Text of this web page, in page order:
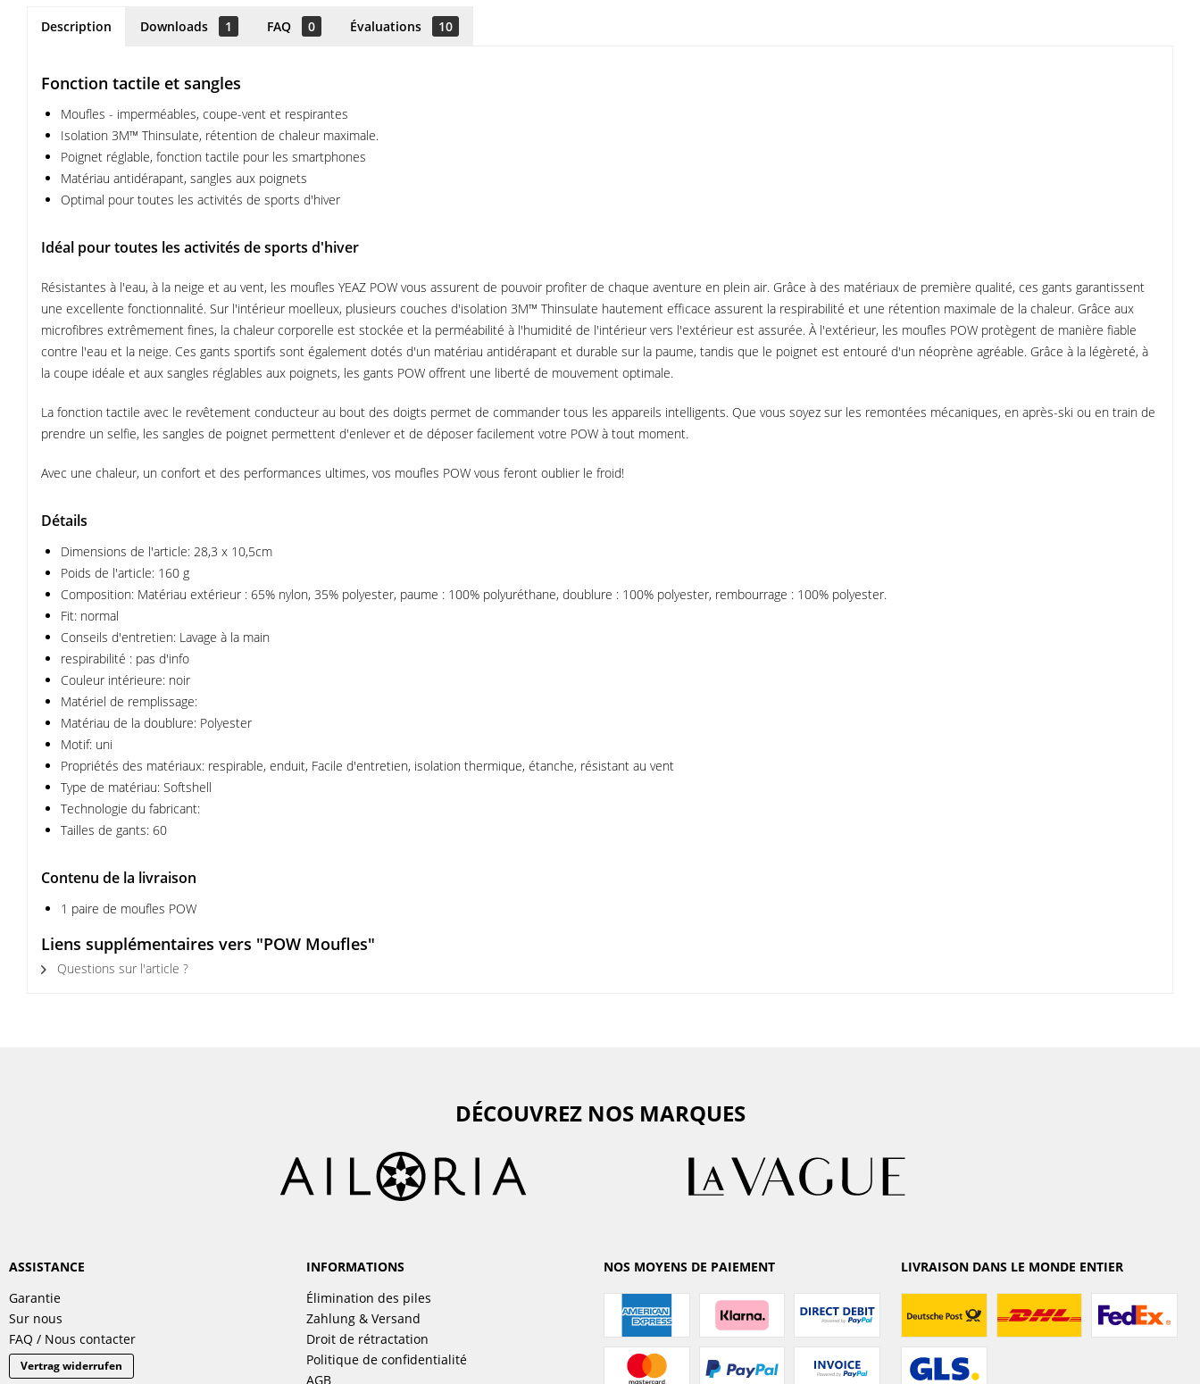
Description Downloads 1 FAQ 0 Évaluations 10
Fonction tactile et sangles
Moufles - imperméables, coupe-vent et respirantes
Isolation 3M™ Thinsulate, rétention de chaleur maximale.
Poignet réglable, fonction tactile pour les smartphones
Matériau antidérapant, sangles aux poignets
Optimal pour toutes les activités de sports d'hiver
Idéal pour toutes les activités de sports d'hiver
Résistantes à l'eau, à la neige et au vent, les moufles YEAZ POW vous assurent de pouvoir profiter de chaque aventure en plein air. Grâce à des matériaux de première qualité, ces gants garantissent
une excellente fonctionnalité. Sur l'intérieur moelleux, plusieurs couches d'isolation 3M™ Thinsulate hautement efficace assurent la respirabilité et une rétention maximale de la chaleur. Grâce aux
microfibres extrêmement fines, la chaleur corporelle est stockée et la perméabilité à l'humidité de l'intérieur vers l'extérieur est assurée. À l'extérieur, les moufles POW protègent de manière fiable
contre l'eau et la neige. Ces gants sportifs sont également dotés d'un matériau antidérapant et durable sur la paume, tandis que le poignet est entouré d'un néoprène agréable. Grâce à la légèreté, à
la coupe idéale et aux sangles réglables aux poignets, les gants POW offrent une liberté de mouvement optimale.
La fonction tactile avec le revêtement conducteur au bout des doigts permet de commander tous les appareils intelligents. Que vous soyez sur les remontées mécaniques, en après-ski ou en train de
prendre un selfie, les sangles de poignet permettent d'enlever et de déposer facilement votre POW à tout moment.
Avec une chaleur, un confort et des performances ultimes, vos moufles POW vous feront oublier le froid!
Détails
Dimensions de l'article: 28,3 x 10,5cm
Poids de l'article: 160 g
Composition: Matériau extérieur : 65% nylon, 35% polyester, paume : 100% polyuréthane, doublure : 100% polyester, rembourrage : 100% polyester.
Fit: normal
Conseils d'entretien: Lavage à la main
respirabilité : pas d'info
Couleur intérieure: noir
Matériel de remplissage:
Matériau de la doublure: Polyester
Motif: uni
Propriétés des matériaux: respirable, enduit, Facile d'entretien, isolation thermique, étanche, résistant au vent
Type de matériau: Softshell
Technologie du fabricant:
Tailles de gants: 60
Contenu de la livraison
1 paire de moufles POW
Liens supplémentaires vers "POW Moufles"
Questions sur l'article ?
DÉCOUVREZ NOS MARQUES
ASSISTANCE
Garantie
Sur nous
FAQ / Nous contacter
Vertrag widerrufen
INFORMATIONS
Élimination des piles
Zahlung & Versand
Droit de rétractation
Politique de confidentialité
AGB
NOS MOYENS DE PAIEMENT LIVRAISON DANS LE MONDE ENTIER